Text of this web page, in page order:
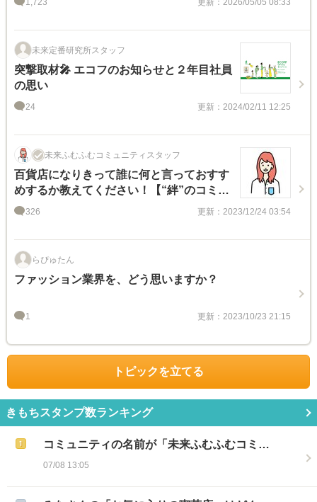
1,723 更新：2026/05/05 08:33
未来定番研究所スタッフ
突撃取材🎤 エコフのお知らせと２年目社員
の思い
24 更新：2024/02/11 12:25
未来ふむふむコミュニティスタッフ
百貨店になりきって誰に何と言っておすす
めするか教えてください！【“絆”のコミュ
ニティ横断イベント】
326 更新：2023/12/24 03:54
らぴゅたん
ファッション業界を、どう思いますか？
1 更新：2023/10/23 21:15
トピックを立てる
きもちスタンプ数ランキング
コミュニティの名前が「未来ふむふむコミ…
07/08 13:05